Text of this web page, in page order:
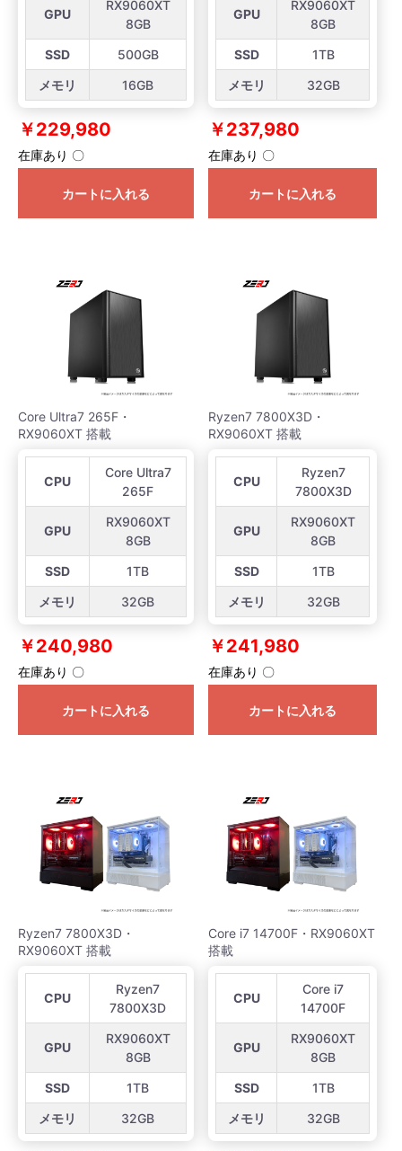
GPU
RX9060XT
8GB
SSD
500GB
メモリ
16GB
￥229,980
在庫あり 〇
カートに入れる
GPU
RX9060XT
8GB
SSD
1TB
メモリ
32GB
￥237,980
在庫あり 〇
カートに入れる
Core Ultra7 265F・
RX9060XT 搭載
CPU
Core Ultra7
265F
GPU
RX9060XT
8GB
SSD
1TB
メモリ
32GB
￥240,980
在庫あり 〇
カートに入れる
Ryzen7 7800X3D・
RX9060XT 搭載
CPU
Ryzen7
7800X3D
GPU
RX9060XT
8GB
SSD
1TB
メモリ
32GB
￥241,980
在庫あり 〇
カートに入れる
Ryzen7 7800X3D・
RX9060XT 搭載
CPU
Ryzen7
7800X3D
GPU
RX9060XT
8GB
SSD
1TB
メモリ
32GB
Core i7 14700F・RX9060XT
搭載
CPU
Core i7
14700F
GPU
RX9060XT
8GB
SSD
1TB
メモリ
32GB